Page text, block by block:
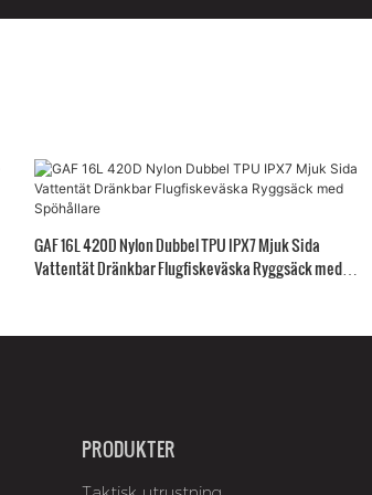
GAF 16L 420D Nylon Dubbel TPU IPX7 Mjuk Sida
Vattentät Dränkbar Flugfiskeväska Ryggsäck med
PRODUKTER